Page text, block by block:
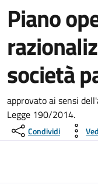
Piano
società
approvato ai sensi
Legge 190/2014.
Condividi